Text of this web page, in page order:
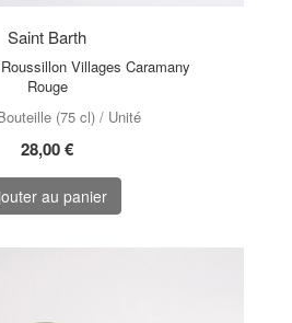
Saint Barth
Villages Caramany
Rouge
(75 cl) / Unité
28,00 €
au panier